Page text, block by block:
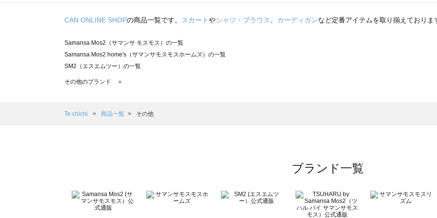
CAN ONLINE SHOPの商品一覧です。 スカートやシャツ・ブラウス、 カーディガンなど定番アイテムを取り揃えておりま
Samansa Mos2（サマンサ モスモス）の一覧
Samansa Mos2 home's（サマンサモスモスホームズ）の一覧
SM2（エスエムツー）の一覧
TSUHARU by Samansa Mos2（ツハルバイサマンサモスモス）の一覧
Samansa Mos2 Lagom（サマンサモスモス ラーゴム）の一覧
BETTY'S BLUE（べティーズブルー）の一覧
Wpc.（ワールドパーティー）の一覧
その他のブランド ＋
Te chichi 商品一覧 その他
ブランド一覧